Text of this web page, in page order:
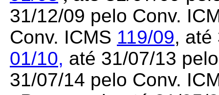
31/12/09 pelo Conv.
Conv. ICMS 119/09, até
01/10, até 31/07/13
31/07/14 pelo Conv.